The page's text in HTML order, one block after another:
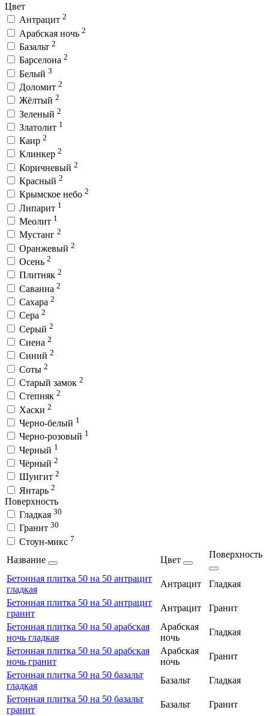
Цвет
Антрацит 2
Арабская ночь 2
Базальт 2
Барселона 2
Белый 3
Доломит 2
Жёлтый 2
Зеленый 2
Златолит 1
Каир 2
Клинкер 2
Коричневый 2
Красный 2
Крымское небо 2
Липарит 1
Меолит 1
Мустанг 2
Оранжевый 2
Осень 2
Плитняк 2
Саванна 2
Сахара 2
Сера 2
Серый 2
Сиена 2
Синий 2
Соты 2
Старый замок 2
Степняк 2
Хаски 2
Черно-белый 1
Черно-розовый 1
Черный 1
Чёрный 2
Шунгит 2
Янтарь 2
Поверхность
Гладкая 30
Гранит 30
Стоун-микс 7
Название Цвет
Поверхность
Бетонная плитка 50 на 50 антрацит
гладкая
Антрацит
Гладкая
Бетонная плитка 50 на 50 антрацит
гранит
Антрацит
Гранит
Бетонная плитка 50 на 50 арабская
ночь гладкая
Арабская
ночь
Гладкая
Бетонная плитка 50 на 50 арабская
ночь гранит
Арабская
ночь
Гранит
Бетонная плитка 50 на 50 базальт
гладкая
Базальт
Гладкая
Бетонная плитка 50 на 50 базальт
гранит
Базальт
Гранит